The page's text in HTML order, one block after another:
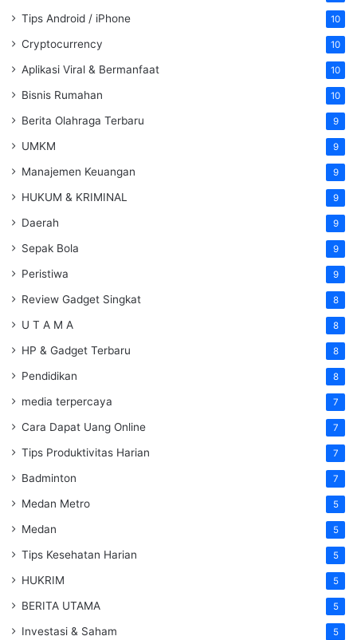
Tips Android / iPhone 10
Cryptocurrency 10
Aplikasi Viral & Bermanfaat 10
Bisnis Rumahan 10
Berita Olahraga Terbaru 9
UMKM 9
Manajemen Keuangan 9
HUKUM & KRIMINAL 9
Daerah 9
Sepak Bola 9
Peristiwa 9
Review Gadget Singkat 8
U T A M A 8
HP & Gadget Terbaru 8
Pendidikan 8
media terpercaya 7
Cara Dapat Uang Online 7
Tips Produktivitas Harian 7
Badminton 7
Medan Metro 5
Medan 5
Tips Kesehatan Harian 5
HUKRIM 5
BERITA UTAMA 5
Investasi & Saham 5